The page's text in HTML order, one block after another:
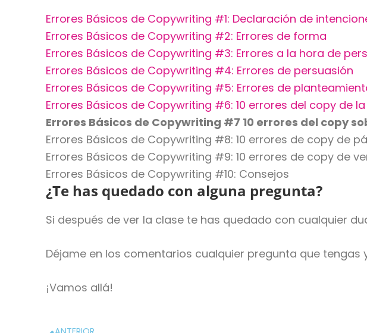
Errores Básicos de Copywriting #1: Declaración de
Errores Básicos de Copywriting #2: Errores de forma
Errores Básicos de Copywriting #3: Errores a la hora de
Errores Básicos de Copywriting #4: Errores de persuasión
Errores Básicos de Copywriting #5: Errores de
Errores Básicos de Copywriting #6: 10 errores del copy de
Errores Básicos de Copywriting #7 10 errores del copy
Errores Básicos de Copywriting #8: 10 errores de copy de
Errores Básicos de Copywriting #9: 10 errores de copy de
Errores Básicos de Copywriting #10: Consejos
¿Te has quedado con alguna pregunta?
Si después de ver la clase te has quedado con cualquier
Déjame en los comentarios cualquier pregunta que
¡Vamos allá!